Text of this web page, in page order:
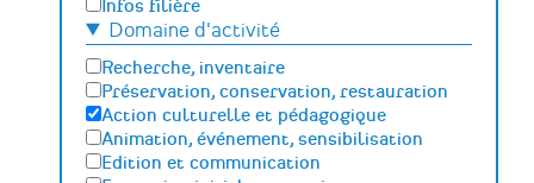
Infos filière
Domaine d'activité
Recherche, inventaire
Préservation, conservation, restauration
Action culturelle et pédagogique
Animation, événement, sensibilisation
Edition et communication